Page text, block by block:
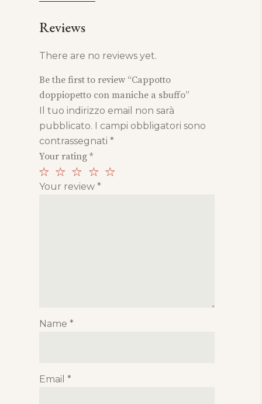
Reviews
There are no reviews yet.
Be the first to review “Cappotto
doppiopetto con maniche a sbuffo”
Il tuo indirizzo email non sarà
pubblicato. I campi obbligatori sono
contrassegnati *
Your rating *
Your review *
Name *
Email *